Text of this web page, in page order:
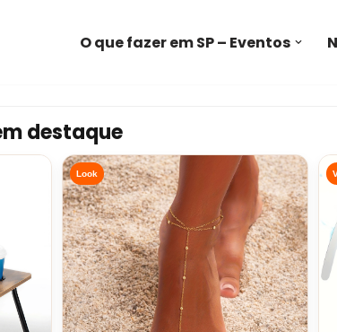
O que fazer em SP – Eventos
destaque
Look